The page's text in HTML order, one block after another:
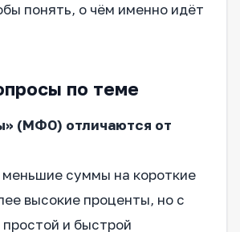
понять, о чём именно идёт
по теме
(МФО) отличаются от
суммы на короткие
высокие проценты, но с
и быстрой